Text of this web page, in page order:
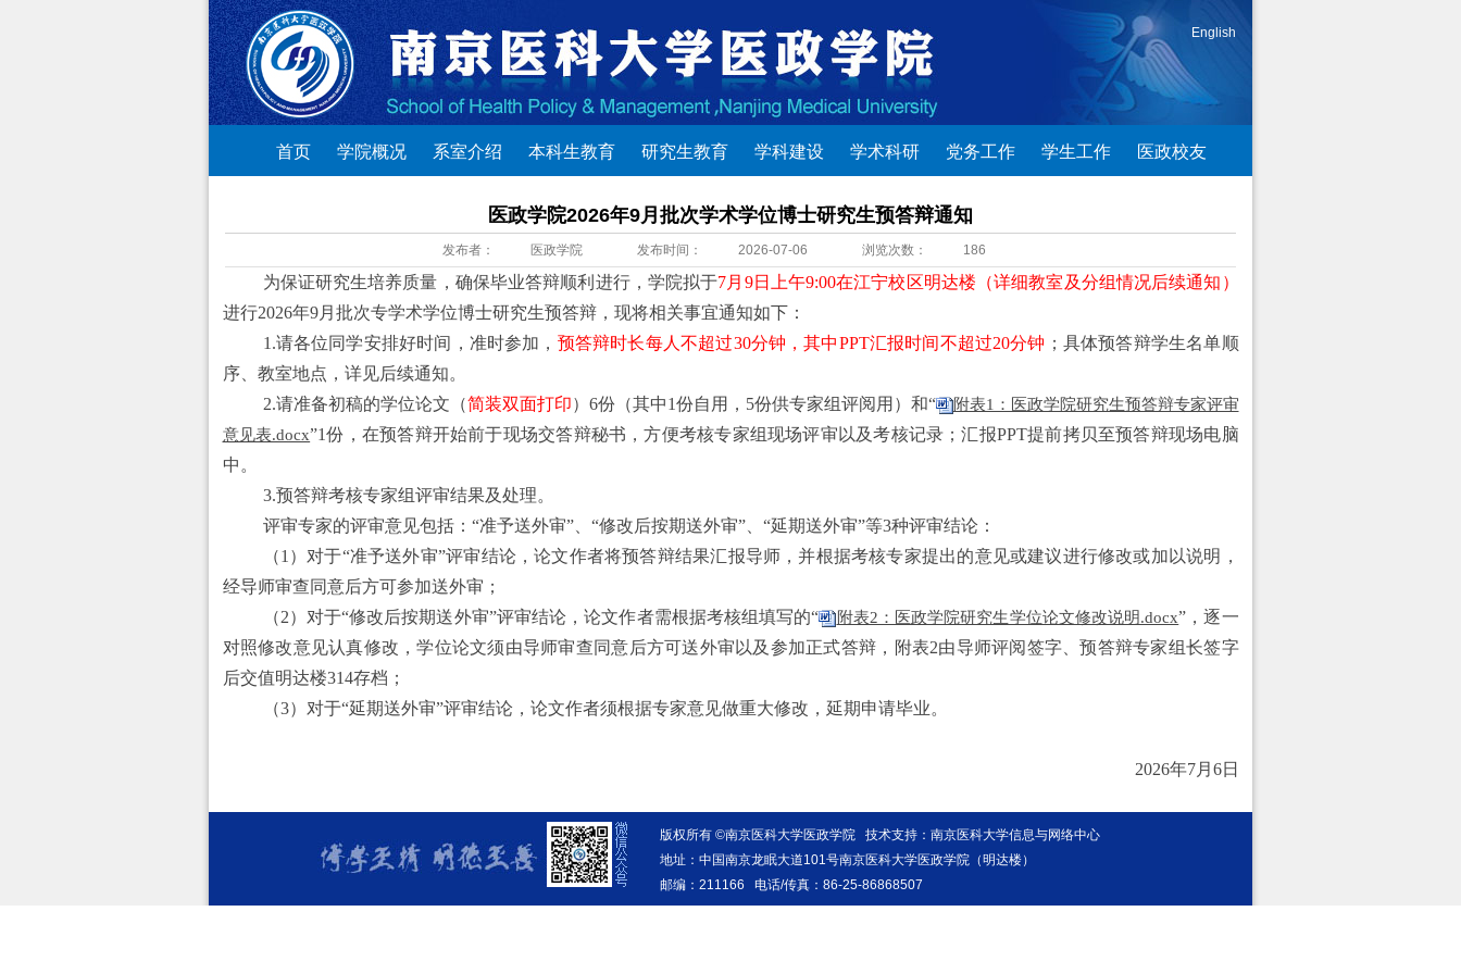
English
首页 学院概况 系室介绍 本科生教育 研究生教育 学科建设 学术科研 党务工作 学生工作 医政校友
医政学院2026年9月批次学术学位博士研究生预答辩通知
发布者： 医政学院 发布时间： 2026-07-06 浏览次数： 186
为保证研究生培养质量，确保毕业答辩顺利进行，学院拟于7月 9日 上午9:00在江宁校区明达楼（详细教室及分组情况后续通知）
进行2026年9月批次专学术学位博士研究生预答辩，现将相关事宜通知如下：
1.请各位同学安排好时间，准时参加， 预答辩时长每人 不超过30分钟 ，其中PPT汇报时间不超过20分钟 ；具体预答辩学生名单顺
序、教室地点， 详见后续通知。
2.请准备初稿的学位论文 （简装双面打印） 6份（其中1份自用， 5份供专家组评阅用） 和“
附表1：医政学院研究生预答辩专家评审
意见表.docx”1份，在预答辩开始前于现场交答辩秘书，方便考核专家组现场评审 以及考核记录 ；汇报PPT提前拷贝至预答辩现场电脑
中 。
3.预答辩考核专家组评审结果及处理。
评审专家的评审意见包括： “准予送外审”、“修改后按期送外审”、“延期送外审”等3种评审结论：
（1）对于“准予送外审”评审结论，论文作者将预答辩结果汇报导师，并根据考核专家提出的意见或建议进行修改或加以说明，
经导师审查同意后方可参加送外审 ；
（2）对于“修改后按期送外审”评审结论，论文作者需根据考核组填写的“ 附表2：医政学院研究生学位论文修改说明.docx”，逐一
对照修改意见认真修改，学位论文须由导师审查同意后方可送外审以及参加正式答辩，附表2由导师评阅签字 、预答辩专家组长签字
后交值明达楼314存档 ；
（3）对于“延期送外审”评审结论，论文作者须根据专家意见做重大修改 ， 延期申请毕业。
2026年7月 6日
版权所有 ©南京医科大学医政学院 技术支持：南京医科大学信息与网络中心
地址：中国南京龙眠大道101号南京医科大学医政学院（明达楼）
邮编：211166 电话/传真：86-25-86868507